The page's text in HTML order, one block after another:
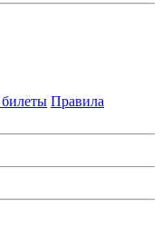
Правила